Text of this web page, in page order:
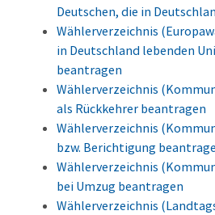
Deutschen, die in
Wählerverzeichnis
in Deutschland lebenden
beantragen
Wählerverzeichnis
als Rückkehrer beantragen
Wählerverzeichnis
bzw. Berichtigung
Wählerverzeichnis
bei Umzug beantragen
Wählerverzeichnis